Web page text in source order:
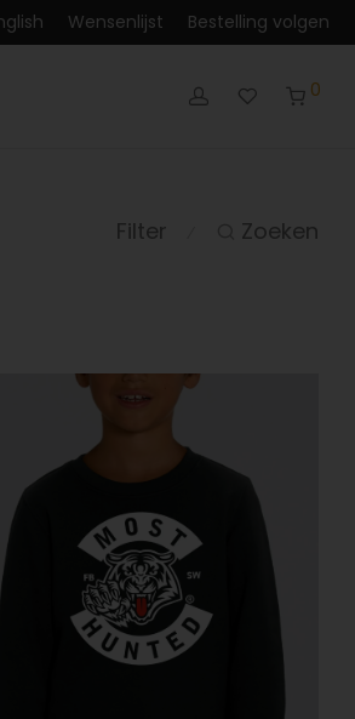
Wensenlijst Bestelling volgen
0
Filter Zoeken